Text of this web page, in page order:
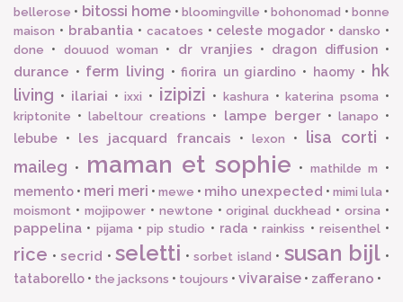
bellerose • bitossi home •bloomingville •bohonomad •bonne
maison • brabantia• cacatoes • celeste mogador •dansko •
done • douuod woman • dr vranjies • dragon diffusion•
durance • ferm living •fiorira un giardino • haomy •
hk
living • ilariai •ixxi • izipizi • kashura •katerina psoma •
kriptonite •labeltour creations • lampe berger• lanapo •
lebube • les jacquard francais • lexon • lisa corti •
maileg • maman et sophie • mathilde m
•
memento • meri meri • mewe • miho unexpected • mimi lula •
moismont • mojipower• newtone •original duckhead •orsina •
pappelina • pijama • pip studio • rada •rainkiss • reisenthel•
rice •secrid •seletti •sorbet island • susan bijl •
tataborello • the jacksons • toujours • vivaraise • zafferano •